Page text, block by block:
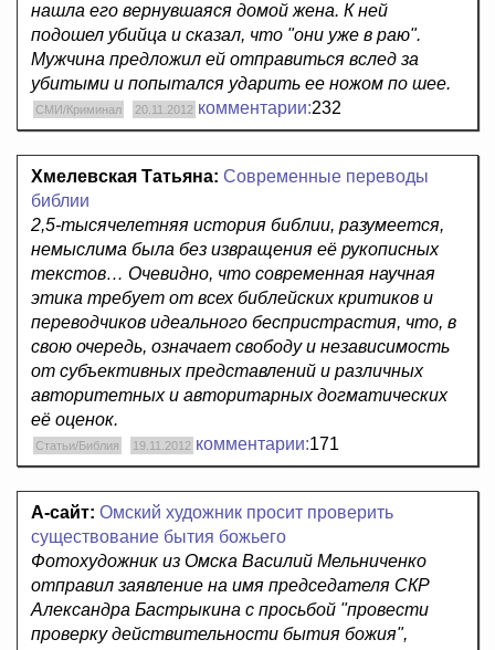
нашла его вернувшаяся домой жена. К ней
подошел убийца и сказал, что "они уже в раю".
Мужчина предложил ей отправиться вслед за
убитыми и попытался ударить ее ножом по шее.
СМИ/Криминал 20.11.2012 комментарии:232
Хмелевская Татьяна: Современные переводы
библии
2,5-тысячелетняя история библии, разумеется,
немыслима была без извращения её рукописных
текстов… Очевидно, что современная научная
этика требует от всех библейских критиков и
переводчиков идеального беспристрастия, что, в
свою очередь, означает свободу и независимость
от субъективных представлений и различных
авторитетных и авторитарных догматических
её оценок.
Статьи/Библия 19.11.2012 комментарии:171
А-сайт: Омский художник просит проверить
существование бытия божьего
Фотохудожник из Омска Василий Мельниченко
отправил заявление на имя председателя СКР
Александра Бастрыкина с просьбой "провести
проверку действительности бытия божия",